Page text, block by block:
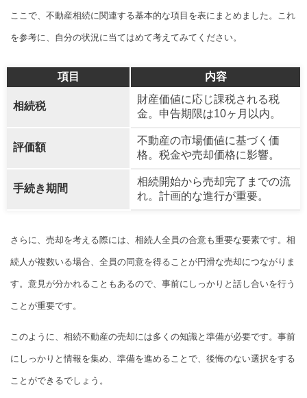
ここで、不動産相続に関連する基本的な項目を表にまとめました。これ
を参考に、自分の状況に当てはめて考えてみてください。
項目 内容
相続税
財産価値に応じ課税される税
金。申告期限は10ヶ月以内。
評価額
不動産の市場価値に基づく価
格。税金や売却価格に影響。
手続き期間
相続開始から売却完了までの流
れ。計画的な進行が重要。
さらに、売却を考える際には、相続人全員の合意も重要な要素です。相
続人が複数いる場合、全員の同意を得ることが円滑な売却につながりま
す。意見が分かれることもあるので、事前にしっかりと話し合いを行う
ことが重要です。
このように、相続不動産の売却には多くの知識と準備が必要です。事前
にしっかりと情報を集め、準備を進めることで、後悔のない選択をする
ことができるでしょう。